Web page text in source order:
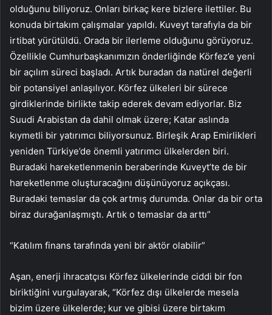
olduğunu biliyoruz. Onları birkaç kere bizlere ilettiler. Bu
konuda birtakım çalışmalar yapıldı. Kuveyt tarafıyla da bir
irtibat yürütüldü. Orada bir ilerleme olduğunu görüyoruz.
Özellikle Cumhurbaşkanımızın önderliğinde Körfez’e yeni
bir açılım süreci başladı. Artık buradan da natürel değerli
bir potansiyel anlaşılıyor. Körfez ülkeleri bir sürece
girdiklerinde birlikte takip ederek devam ediyorlar. Biz
Suudi Arabistan da dahil olmak üzere; Katar aslında
kıymetli bir yatırımcı biliyorsunuz. Birleşik Arap Emirlikleri
yeniden Türkiye’de önemli yatırımcı ülkelerden biri.
Buradaki hareketlenmenin beraberinde Kuveyt’te de bir
hareketlenme oluşturacağını düşünüyoruz açıkçası.
Buradaki temaslar da çok artmış durumda. Onlar da bir orta
biraz durağanlaşmıştı. Artık o temaslar da arttı”
“Katılım finans tarafında yeni bir aktör olabilir”
Aşan, enerji ihracatçısı Körfez ülkelerinde ciddi bir fon
biriktiğini vurgulayarak, “Körfez dışı ülkelerde mesela
bizim üzere ülkelerde; kur ve gibisi üzere birtakım